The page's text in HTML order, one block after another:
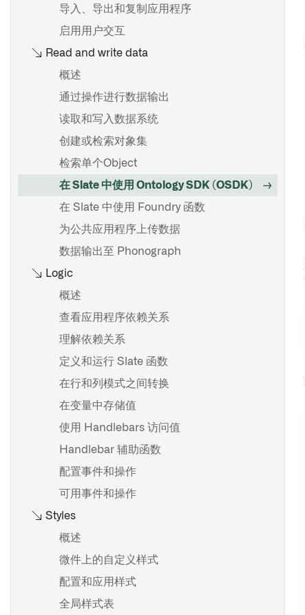
概述
在 Workshop 中使用操作
概览
在 Workshop 中使用函数
概述
Workshop: 嵌入式模块微件
循环设计
核心显示微件
对象表
对象列表
对象视图
属性列表
链接
对象集标题
导入、导出和复制应用程序
启用用户交互
Read and write data
概述
通过操作进行数据输出
读取和写入数据系统
创建或检索对象集
检索单个Object
在 Slate 中使用 Ontology SDK (OSDK)
在 Slate 中使用 Foundry 函数
为公共应用程序上传数据
数据输出至 Phonograph
Logic
概述
查看应用程序依赖关系
理解依赖关系
定义和运行 Slate 函数
在行和列模式之间转换
在变量中存储值
使用 Handlebars 访问值
Handlebar 辅助函数
配置事件和操作
可用事件和操作
Styles
概述
微件上的自定义样式
配置和应用样式
全局样式表